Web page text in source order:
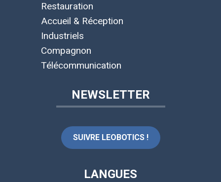
Restauration
Accueil & Réception
Industriels
Compagnon
Télécommunication
NEWSLETTER
SUIVRE LEOBOTICS !
LANGUES